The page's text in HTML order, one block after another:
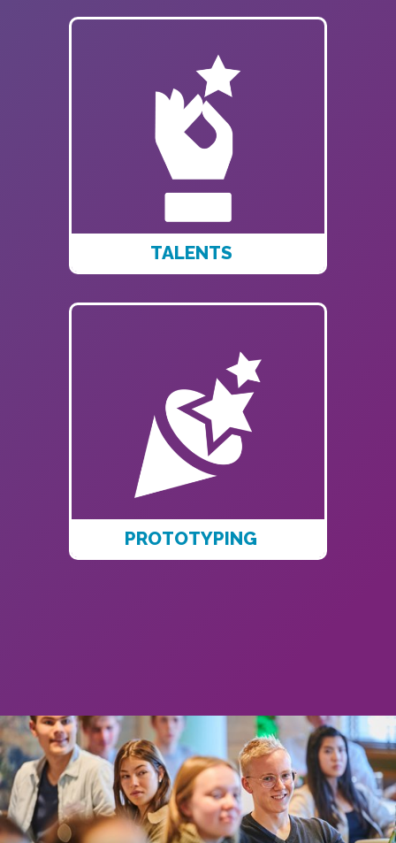
TALENTS
PROTOTYPING